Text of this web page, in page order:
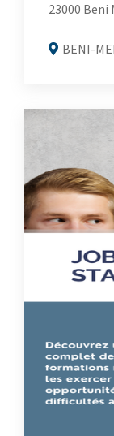
23000 Beni
BENI-